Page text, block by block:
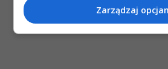
Zarządzaj